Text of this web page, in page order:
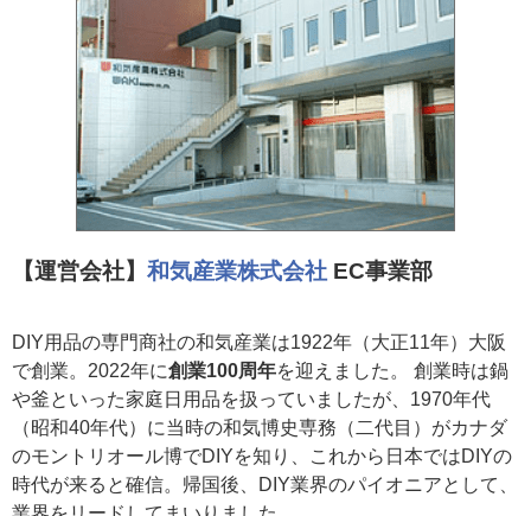
【運営会社】 和気産業株式会社 EC事業部
DIY用品の専門商社の和気産業は1922年（大正11年）大阪
で創業。2022年に創業100周年を迎えました。 創業時は鍋
や釜といった家庭日用品を扱っていましたが、1970年代
（昭和40年代）に当時の和気博史専務（二代目）がカナダ
のモントリオール博でDIYを知り、これから日本ではDIYの
時代が来ると確信。帰国後、DIY業界のパイオニアとして、